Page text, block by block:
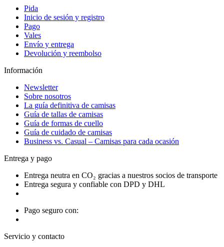
Pida
Inicio de sesión y registro
Pago
Vales
Envío y entrega
Devolución y reembolso
Información
Newsletter
Sobre nosotros
La guía definitiva de camisas
Guía de tallas de camisas
Guía de formas de cuello
Guía de cuidado de camisas
Business vs. Casual – Camisas para cada ocasión
Entrega y pago
Entrega neutra en CO₂ gracias a nuestros socios de transporte
Entrega segura y confiable con DPD y DHL
Pago seguro con:
Servicio y contacto